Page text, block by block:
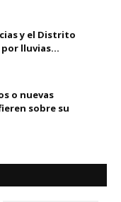
y el Distrito
lluvias...
o nuevas
sobre su